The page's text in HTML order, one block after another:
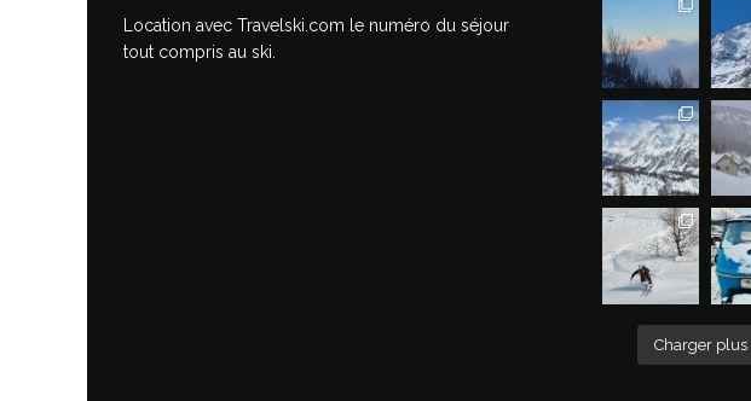
Location avec Travelski.com le numéro du séjour
tout compris au ski.
Charger plus